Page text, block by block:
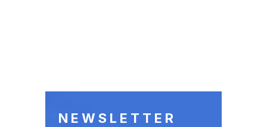
NEWSLETTER